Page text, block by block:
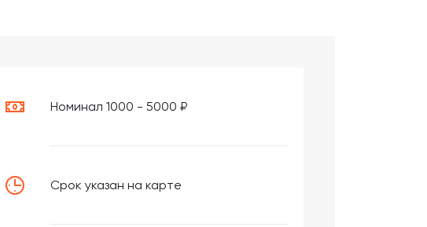
Номинал 1000 - 5000 ₽
Срок указан на карте